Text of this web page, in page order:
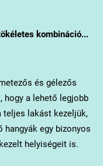
kombináció...
és gélezős
hogy a lehető legjobb
teljes lakást kezeljük,
hangyák egy bizonyos
helyiségeit is.